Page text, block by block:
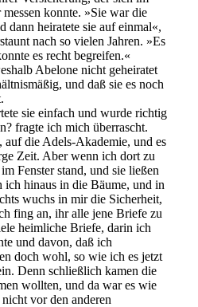
konnte. »Sie war die
dann heiratete sie auf einmal«,
nach so vielen Jahren. »Es
es recht begreifen.«
Abelone nicht geheiratet
und daß sie es noch
sie einfach und wurde richtig
fragte ich mich überrascht.
die Adels-Akademie, und es
Zeit. Aber wenn ich dort zu
Fenster stand, und sie ließen
hinaus in die Bäume, und in
wuchs in mir die Sicherheit,
fing an, ihr alle jene Briefe zu
heimliche Briefe, darin ich
und davon, daß ich
doch wohl, so wie ich es jetzt
Denn schließlich kamen die
wollten, und da war es wie
vor den anderen